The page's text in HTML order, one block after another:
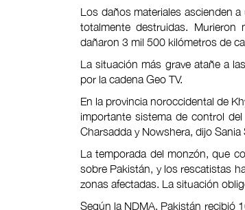
Los daños materiales ascienden
totalmente destruidas.
dañaron 3 mil 500 kilómetros de
La situación más grave atañe a
por la cadena Geo TV.
En la provincia noroccidental de
importante sistema de control
Charsadda y Nowshera, dijo
La temporada del monzón, que
sobre Pakistán, y los rescatistas
zonas afectadas. La situación
Según la NDMA, Pakistán recibió